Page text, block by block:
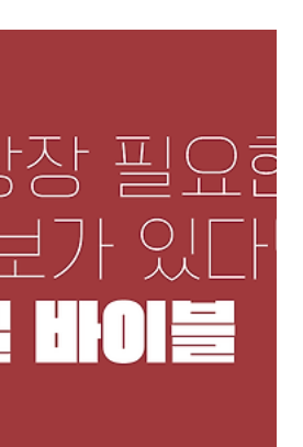
적인 부분에 대해 도식을 통해 이해하기 쉽게